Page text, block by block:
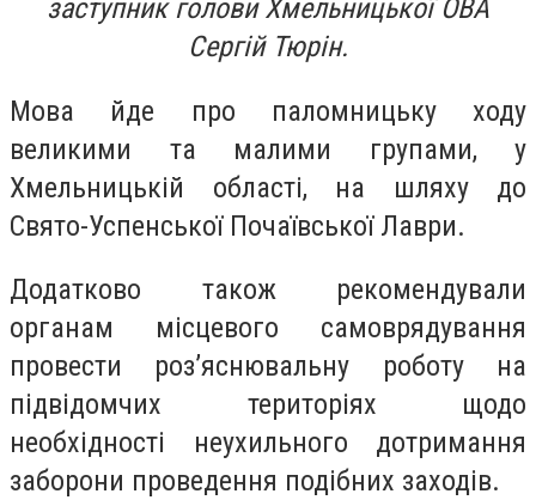
заступник голови Хмельницької ОВА
Сергій Тюрін.
Мова йде про паломницьку ходу
великими та малими групами, у
Хмельницькій області, на шляху до
Свято-Успенської Почаївської Лаври.
Додатково також рекомендували
органам місцевого самоврядування
провести роз’яснювальну роботу на
підвідомчих територіях щодо
необхідності неухильного дотримання
заборони проведення подібних заходів.